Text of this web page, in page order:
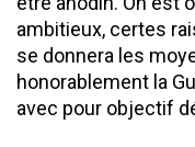
ambitieux, certes
se donnera les
honorablement la
avec pour objectif